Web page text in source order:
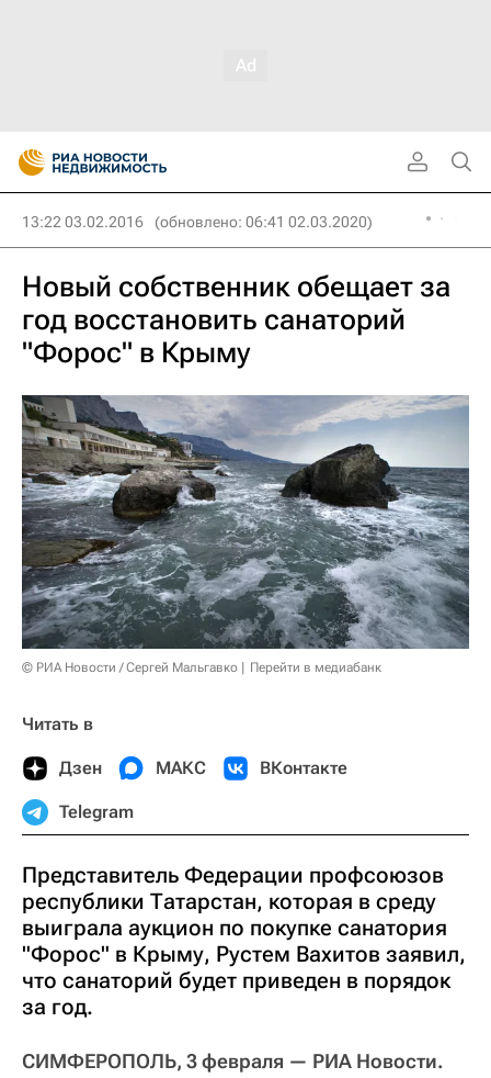
13:22 03.02.2016 (обновлено: 06:41 02.03.2020)
Новый собственник обещает за
год восстановить санаторий
"Форос" в Крыму
© РИА Новости / Сергей Мальгавко Перейти в медиабанк
Читать в
Дзен МАКС ВКонтакте
Telegram
Представитель Федерации профсоюзов
республики Татарстан, которая в среду
выиграла аукцион по покупке санатория
"Форос" в Крыму, Рустем Вахитов заявил,
что санаторий будет приведен в порядок
за год.
СИМФЕРОПОЛЬ, 3 февраля — РИА Новости.